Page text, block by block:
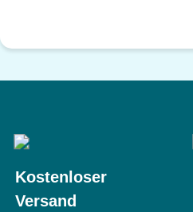
Kostenloser
Versand